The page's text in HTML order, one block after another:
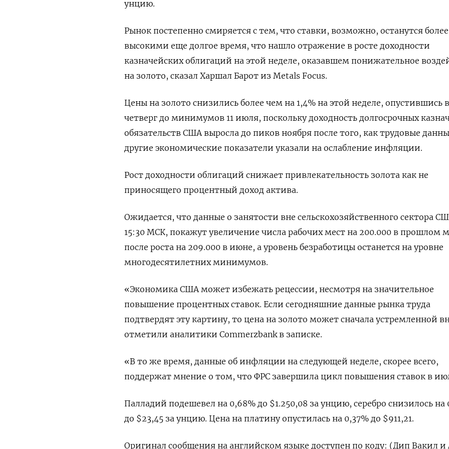
унцию.
Рынок постепенно смиряется с тем, что ставки, возможно, останутся более
высокими еще долгое время, что нашло отражение в росте доходности
казначейских облигаций на этой неделе, оказавшем понижательное
на золото, сказал Харшал Барот из Metals Focus.
Цены на золото снизились более чем на 1,4% на этой неделе, опустившись в
четверг до минимумов 11 июля, поскольку доходность долгосрочных
обязательств США выросла до пиков ноября после того, как трудовые
другие экономические показатели указали на ослабление инфляции.
Рост доходности облигаций снижает привлекательность золота как не
приносящего процентный доход актива.
Ожидается, что данные о занятости вне сельскохозяйственного сектора
15:30 МСК, покажут увеличение числа рабочих мест на 200.000 в прошлом
после роста на 209.000 в июне, а уровень безработицы останется на уровне
многодесятилетних минимумов.
«Экономика США может избежать рецессии, несмотря на значительное
повышение процентных ставок. Если сегодняшние данные рынка труда
подтвердят эту картину, то цена на золото может сначала устремленной
отметили аналитики Commerzbank в записке.
«В то же время, данные об инфляции на следующей неделе, скорее всего,
поддержат мнение о том, что ФРС завершила цикл повышения ставок в
Палладий подешевел на 0,68% до $1.250,08​​ за унцию, серебро снизилось на
до $23,45​ за унцию. Цена на платину опустилась на 0,37% до $911,21.
Оригинал сообщения на английском языке доступен по коду: (Дип Вакил и